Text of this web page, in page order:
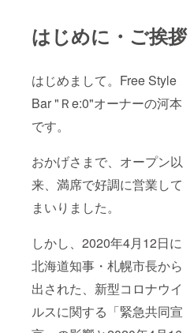
はじめに・ご挨拶
はじめまして。Free Style
Bar "Ｒe:0"オーナーの河本
です。
おかげさまで、オープン以
来、満席で好調に営業して
まいりました。
しかし、2020年4月12日に
北海道知事・札幌市長から
出された、新型コロナウイ
ルスに関する「緊急共同宣